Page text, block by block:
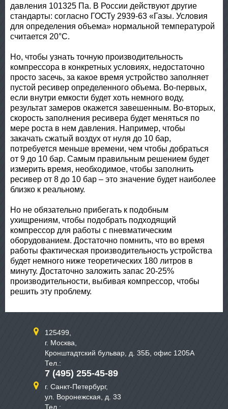
давления 101325 Па. В России действуют другие
стандарты: согласно ГОСТу 2939-63 «Газы. Условия
для определения объема» нормальной температурой
считается 20°С.
Но, чтобы узнать точную производительность
компрессора в конкретных условиях, недостаточно
просто засечь, за какое время устройство заполняет
пустой ресивер определенного объема. Во-первых,
если внутри емкости будет хоть немного воду,
результат замеров окажется завешенным. Во-вторых,
скорость заполнения ресивера будет меняться по
мере роста в нем давления. Например, чтобы
закачать сжатый воздух от нуля до 10 бар,
потребуется меньше времени, чем чтобы добраться
от 9 до 10 бар. Самым правильным решением будет
измерить время, необходимое, чтобы заполнить
ресивер от 8 до 10 бар – это значение будет наиболее
близко к реальному.
Но не обязательно прибегать к подобным
ухищрениям, чтобы подобрать подходящий
компрессор для работы с пневматическим
оборудованием. Достаточно помнить, что во время
работы фактическая производительность устройства
будет немного ниже теоретических 180 литров в
минуту. Достаточно заложить запас 20-25%
производительности, выбивая компрессор, чтобы
решить эту проблему.
125499,
г. Москва,
Кронштадтский бульвар, д. 35Б, офис 1205А
Тел.:
7 (495) 255-45-89
г. Санкт-Петербург,
ул. Воронежская, д. 33
Тел.: